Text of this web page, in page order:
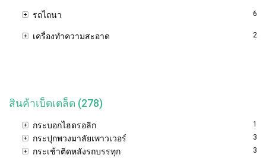
รถไถนา 6
เครื่องทำความสะอาด 2
สินค้าเบ็ดเตล็ด (278)
กระบอกไฮดรอลิก 1
กระปุกพวงมาลัยเพาวเวอร์ 3
กระเช้าติดหลังรถบรรทุก 3